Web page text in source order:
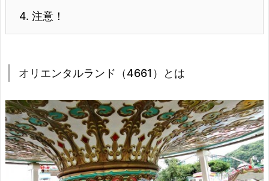
4. 注意！
オリエンタルランド（4661）とは